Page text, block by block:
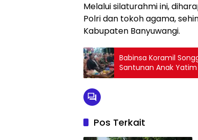
Melalui silaturahmi ini,
Polri dan tokoh agama,
Kabupaten Banyuwangi.
Babinsa Koramil
Santunan Anak
Pos Terkait